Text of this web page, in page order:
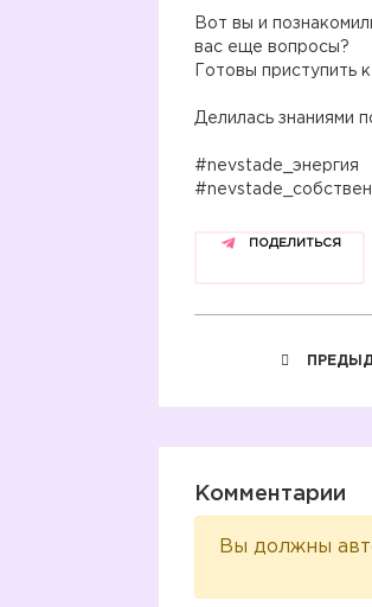
Вот вы и
вас еще вопросы?
Готовы приступить
Делилась знаниями
#nevstade_энергия
ПОДЕЛИТЬСЯ
Комментарии
Вы должны